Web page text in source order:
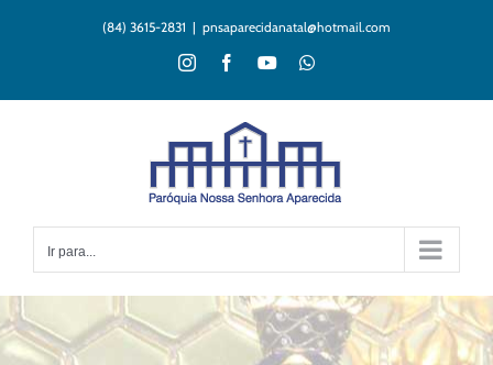
(84) 3615-2831 | pnsaparecidanatal@hotmail.com
InstagramFacebookYouTubeWhatsApp
Ir para...